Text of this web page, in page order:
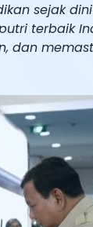
sejak
terbaik
dan